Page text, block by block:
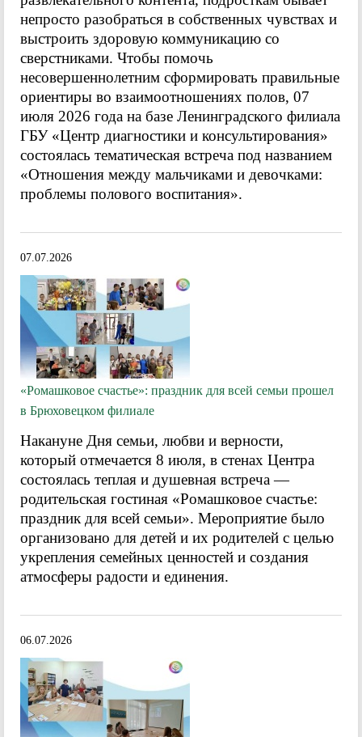
непросто разобраться в собственных чувствах и
выстроить здоровую коммуникацию со
сверстниками. Чтобы помочь
несовершеннолетним сформировать правильные
ориентиры во взаимоотношениях полов, 07
июля 2026 года на базе Ленинградского филиала
ГБУ «Центр диагностики и консультирования»
состоялась тематическая встреча под названием
«Отношения между мальчиками и девочками:
проблемы полового воспитания».
07.07.2026
«Ромашковое счастье»: праздник для всей семьи прошел
в Брюховецком филиале
Накануне Дня семьи, любви и верности,
который отмечается 8 июля, в стенах Центра
состоялась теплая и душевная встреча —
родительская гостиная «Ромашковое счастье:
праздник для всей семьи». Мероприятие было
организовано для детей и их родителей с целью
укрепления семейных ценностей и создания
атмосферы радости и единения.
06.07.2026